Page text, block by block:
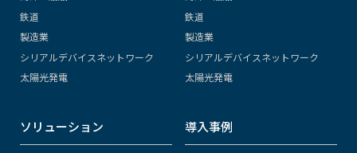
鉄道
製造業
シリアルデバイスネットワーク
太陽光発電
鉄道
製造業
シリアルデバイスネットワーク
太陽光発電
ソリューション 導入事例